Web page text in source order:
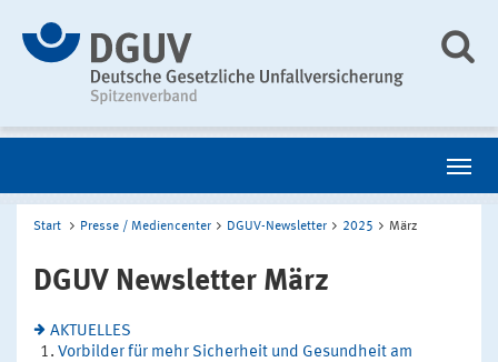
Start Presse / Mediencenter DGUV-Newsletter 2025 März
DGUV Newsletter März
AKTUELLES
Vorbilder für mehr Sicherheit und Gesundheit am